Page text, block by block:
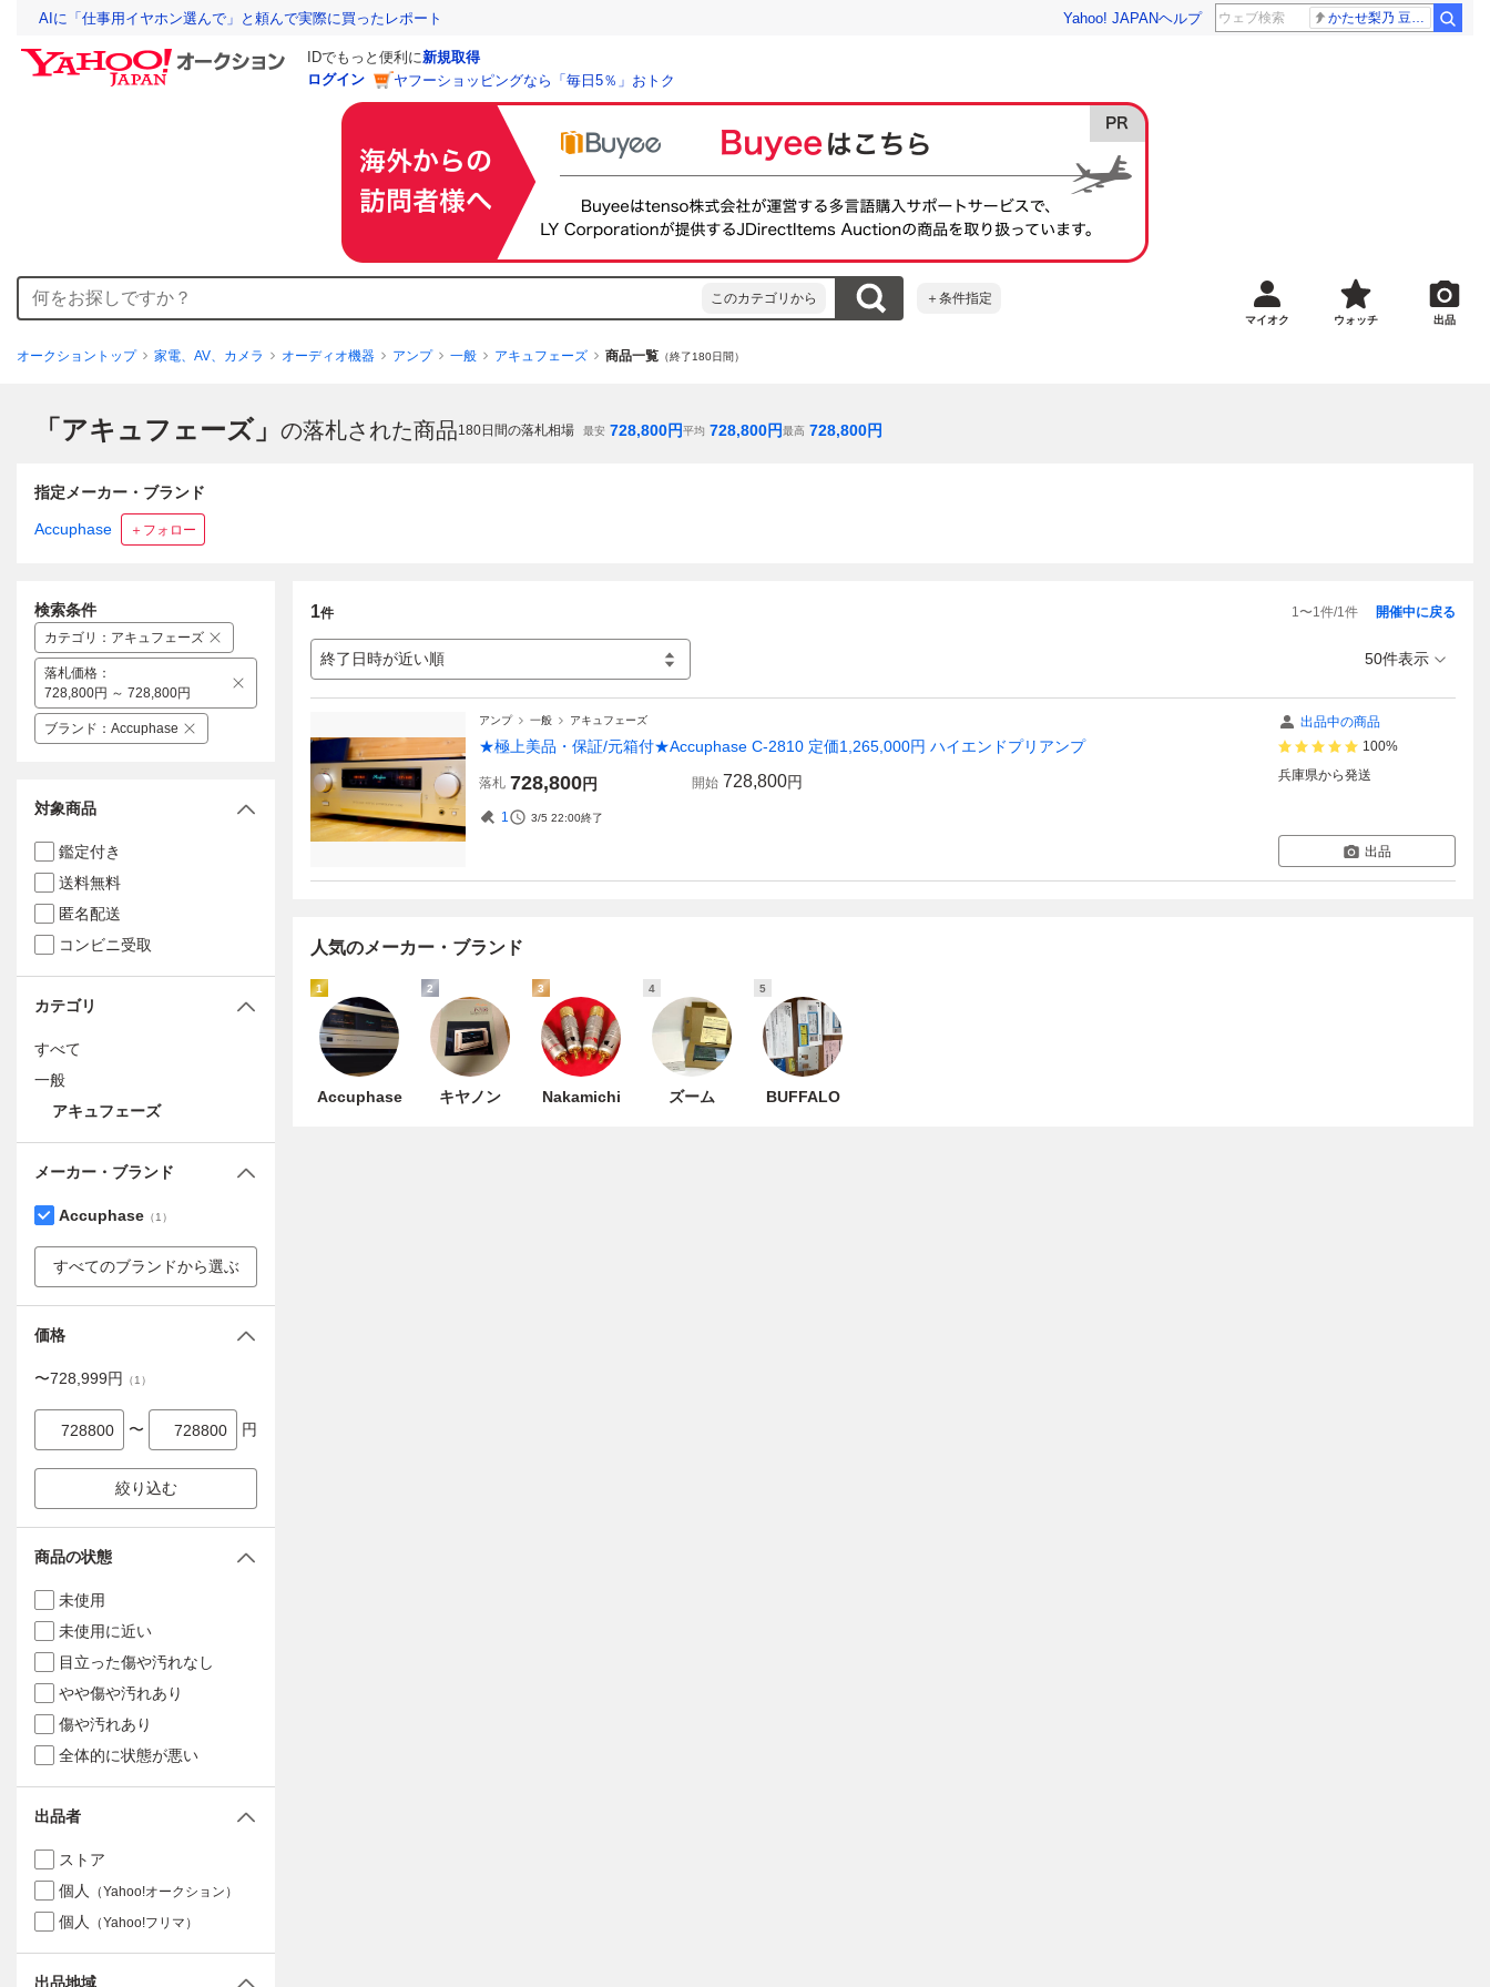
AIに「仕事用イヤホン選んで」と頼んで実際に買ったレポート Yahoo! JAPANヘルプ かたせ梨乃 豆原一成
IDでもっと便利に新規取得
ログイン
ヤフーショッピングなら「毎日5％」おトク
このカテゴリから ＋条件指定
マイオク ウォッチ 出品
オークショントップ 家電、AV、カメラ オーディオ機器 アンプ 一般 アキュフェーズ 商品一覧 （終了180日間）
「アキュフェーズ」 の落札された商品180日間の落札相場 最安 728,800円平均 728,800円最高 728,800円
指定メーカー・ブランド
Accuphase ＋フォロー
1件 1〜1件/1件
終了日時が近い順
開催中に戻る
50件表示
アンプ 一般 アキュフェーズ
★極上美品・保証/元箱付★Accuphase C-2810 定価1,265,000円 ハイエンドプリアンプ
落札 728,800円 開始 728,800円
1 3/5 22:00終了
出品中の商品
100%
兵庫県から発送
出品
人気のメーカー・ブランド
1
Accuphase
2
キヤノン
3
Nakamichi
4
ズーム
5
BUFFALO
検索条件
カテゴリ ： アキュフェーズ
落札価格 ：
728,800円 ～ 728,800円
ブランド ： Accuphase
対象商品
鑑定付き
送料無料
匿名配送
コンビニ受取
カテゴリ
すべて
一般
アキュフェーズ
メーカー・ブランド
Accuphase （1 ）
すべてのブランドから選ぶ
価格
〜728,999円 （1 ）
〜 円
絞り込む
商品の状態
未使用
未使用に近い
目立った傷や汚れなし
やや傷や汚れあり
傷や汚れあり
全体的に状態が悪い
出品者
ストア
個人
（Yahoo!オークション）
個人 （Yahoo!フリマ）
出品地域